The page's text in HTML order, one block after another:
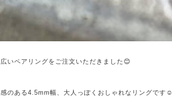
いペアリングをご注文いただきました😊
のある4.5mm幅、大人っぽくおしゃれなリングです☺️